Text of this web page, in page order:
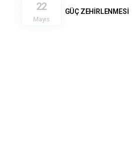
22
Mayıs
GÜÇ ZEHİRLENMESİ